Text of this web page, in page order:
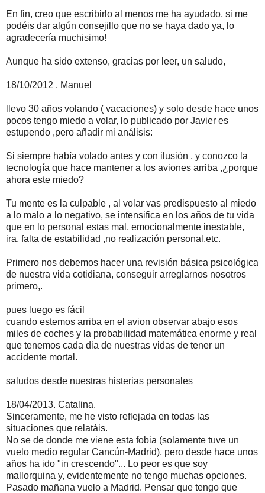
En fin, creo que escribirlo al menos me ha ayudado, si me
podéis dar algún consejillo que no se haya dado ya, lo
agradecería muchisimo!
Aunque ha sido extenso, gracias por leer, un saludo,
18/10/2012 . Manuel
llevo 30 años volando ( vacaciones) y solo desde hace unos
pocos tengo miedo a volar, lo publicado por Javier es
estupendo ,pero añadir mi análisis:
Si siempre había volado antes y con ilusión , y conozco la
tecnología que hace mantener a los aviones arriba ,¿porque
ahora este miedo?
Tu mente es la culpable , al volar vas predispuesto al miedo
a lo malo a lo negativo, se intensifica en los años de tu vida
que en lo personal estas mal, emocionalmente inestable,
ira, falta de estabilidad ,no realización personal,etc.
Primero nos debemos hacer una revisión básica psicológica
de nuestra vida cotidiana, conseguir arreglarnos nosotros
primero,.
pues luego es fácil
cuando estemos arriba en el avion observar abajo esos
miles de coches y la probabilidad matemática enorme y real
que tenemos cada dia de nuestras vidas de tener un
accidente mortal.
saludos desde nuestras histerias personales
18/04/2013. Catalina.
Sinceramente, me he visto reflejada en todas las
situaciones que relatáis.
No se de donde me viene esta fobia (solamente tuve un
vuelo medio regular Cancún-Madrid), pero desde hace unos
años ha ido "in crescendo"... Lo peor es que soy
mallorquina y, evidentemente no tengo muchas opciones.
Pasado mañana vuelo a Madrid. Pensar que tengo que